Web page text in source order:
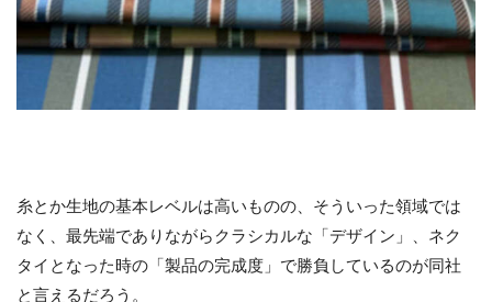
糸とか生地の基本レベルは高いものの、そういった領域では
なく、最先端でありながらクラシカルな「デザイン」、ネク
タイとなった時の「製品の完成度」で勝負しているのが同社
と言えるだろう。